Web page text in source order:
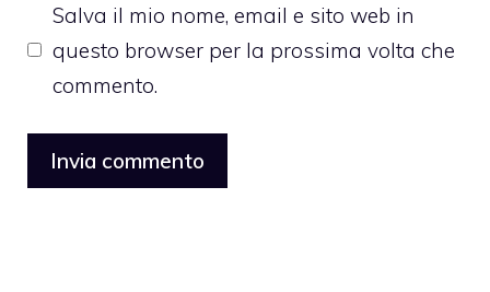
Salva il mio nome, email e sito web in
questo browser per la prossima volta che
commento.